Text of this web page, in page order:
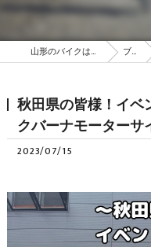
山形のバイクはBeSTAR株式会社 ブログ
秋田県の皆様！イベ
クバーナモーターサ
2023/07/15